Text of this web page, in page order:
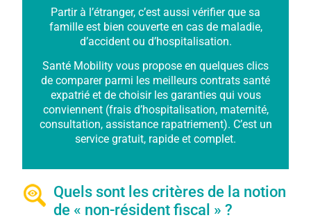
Partir à l’étranger, c’est aussi vérifier que sa
famille est bien couverte en cas de maladie,
d’accident ou d’hospitalisation.
Santé Mobility vous propose en quelques clics
de comparer parmi les meilleurs contrats santé
expatrié et de choisir les garanties qui vous
conviennent (frais d’hospitalisation, maternité,
consultation, assistance rapatriement). C’est un
service gratuit, rapide et complet.
Quels sont les critères de la notion
de « non-résident fiscal » ?